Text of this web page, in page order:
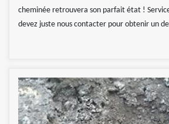
cheminée retrouvera son parfait état !
devez juste nous contacter pour obtenir un